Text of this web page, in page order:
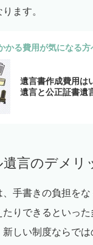
ます。
かる費用が気になる方
遺言書作成費用
遺言と公正証書遺
言のデメリ
、手書きの負担を
りできるといっ
新しい制度ならで